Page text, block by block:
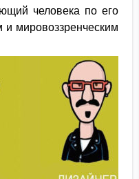
человека по его
мировоззренческим